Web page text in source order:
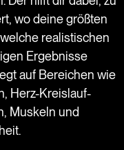
wo deine größten
realistischen
Ergebnisse
auf Bereichen wie
Herz-Kreislauf-
Muskeln und